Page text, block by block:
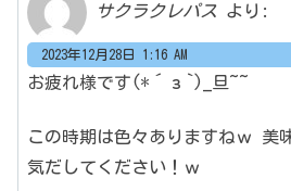
サクラクレパス より:
2023年12月28日 1:16 AM
お疲れ様です(*´з`)_旦~~
この時期は色々ありますねｗ
美
気だしてください！ｗ